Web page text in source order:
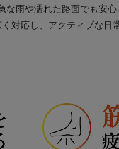
な雨や濡れた路面でも安心。
対応し、アクティブな日